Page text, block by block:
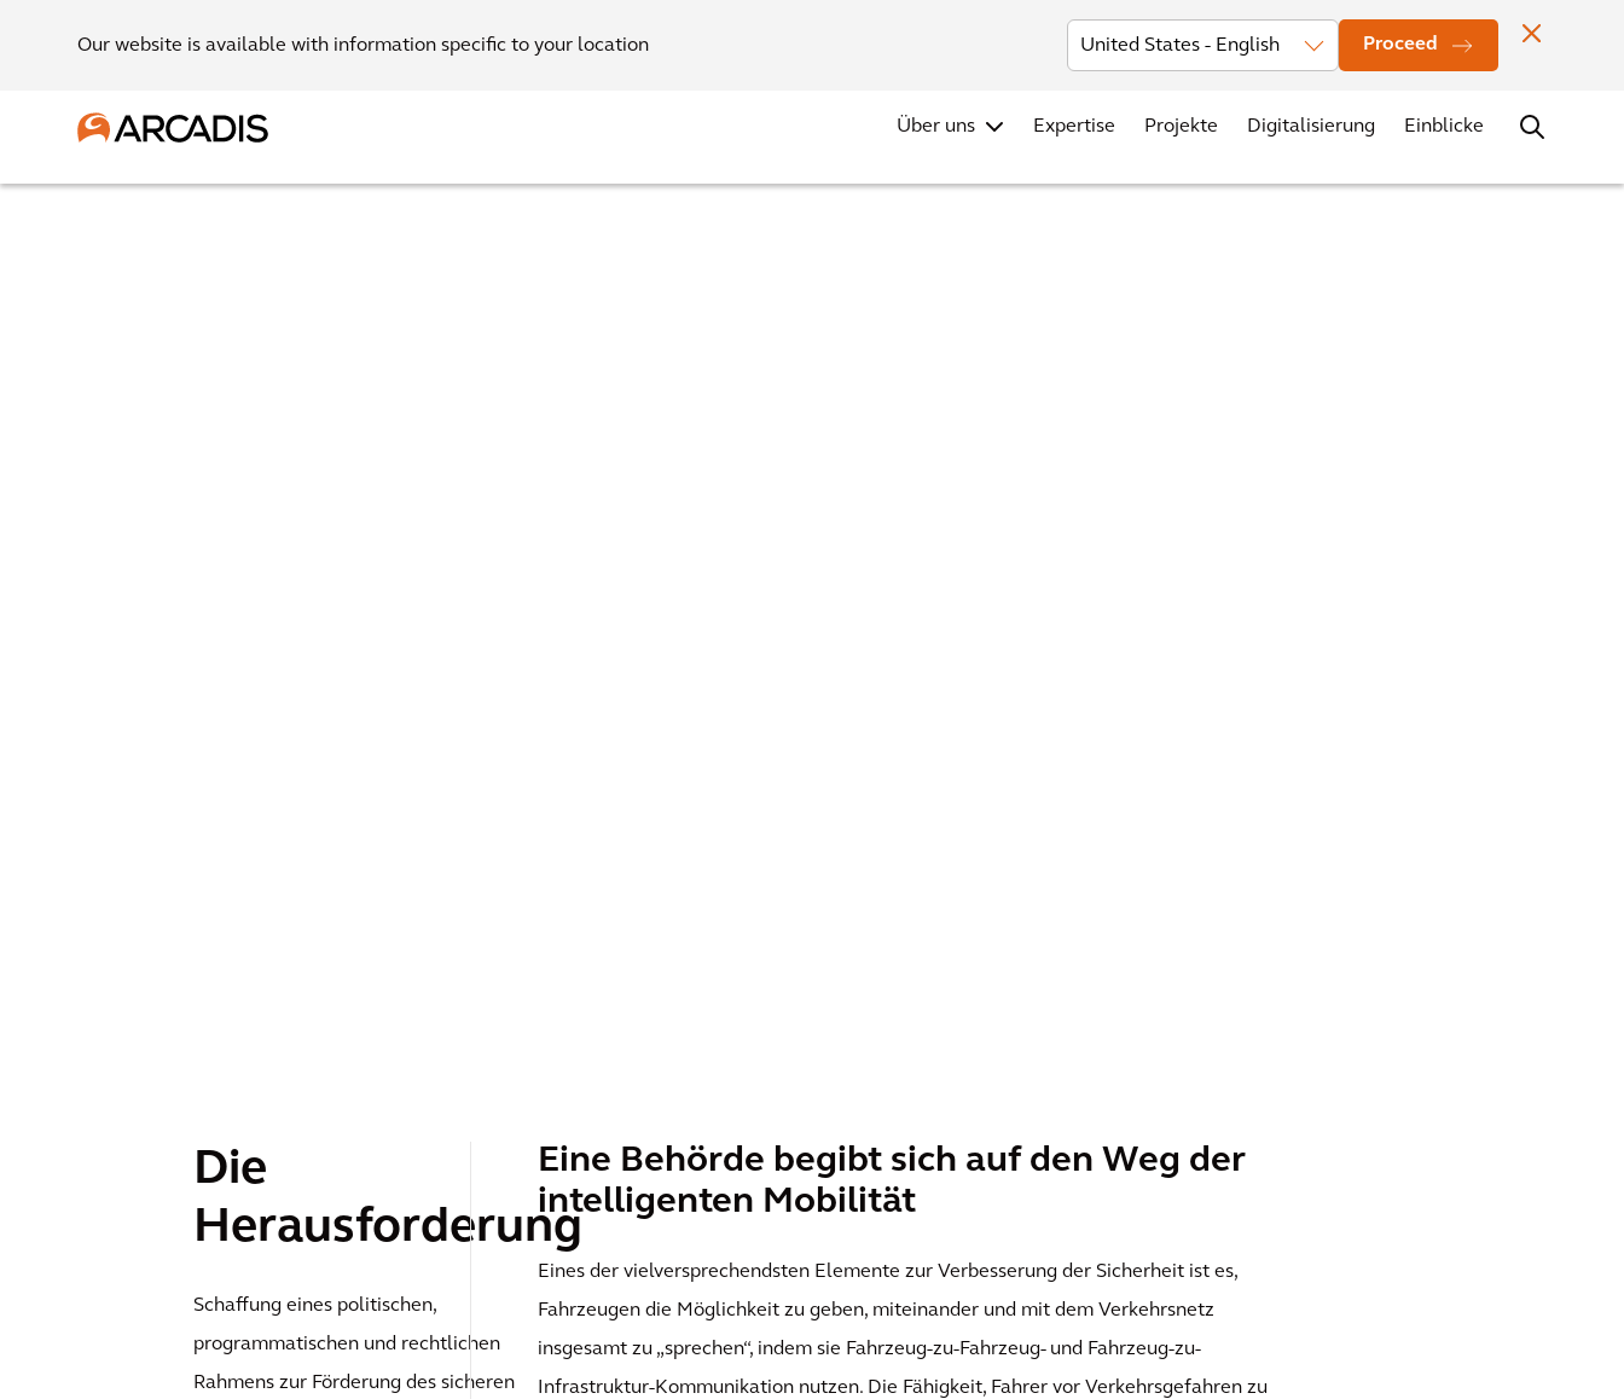
Our website is available with information specific to your location Proceed
Investors News Bürostandorte Kontakt
Über uns Expertise Projekte Digitalisierung Einblicke
Die
Herausforderung
Schaffung eines politischen,
programmatischen und rechtlichen
Rahmens zur Förderung des sicheren
Eine Behörde begibt sich auf den Weg der
intelligenten Mobilität
Eines der vielversprechendsten Elemente zur Verbesserung der Sicherheit ist es,
Fahrzeugen die Möglichkeit zu geben, miteinander und mit dem Verkehrsnetz
insgesamt zu „sprechen“, indem sie Fahrzeug-zu-Fahrzeug- und Fahrzeug-zu-
Infrastruktur-Kommunikation nutzen. Die Fähigkeit, Fahrer vor Verkehrsgefahren zu